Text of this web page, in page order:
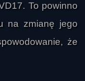
To powinno
na zmianę jego
że